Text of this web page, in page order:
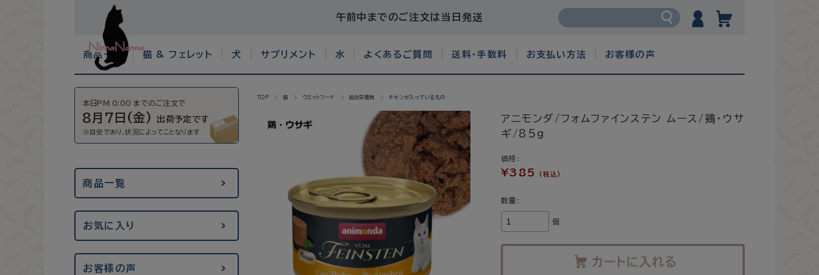
午前中までのご注文は当日発送
商品一覧 猫 & フェレット 犬 サプリメント 水 よくあるご質問 送料・手数料 お支払い方法 お客様の声
TOP 猫 ウエットフード 総合栄養食 チキンが入っているもの
アニモンダ/フォムファインステン ムース/鶏・ウサ
ギ/85g
価格:
¥385 (税込)
数量:
個
本日PM 0:00 までのご注文で
8月7日(金) 出荷予定です
商品一覧
お気に入り
お客様の声